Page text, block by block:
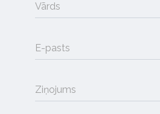
Vārds
E-pasts
Ziņojums